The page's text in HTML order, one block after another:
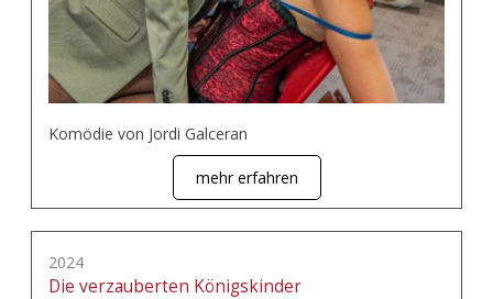
Komödie von Jordi Galceran
mehr erfahren
2024
Die verzauberten Königskinder